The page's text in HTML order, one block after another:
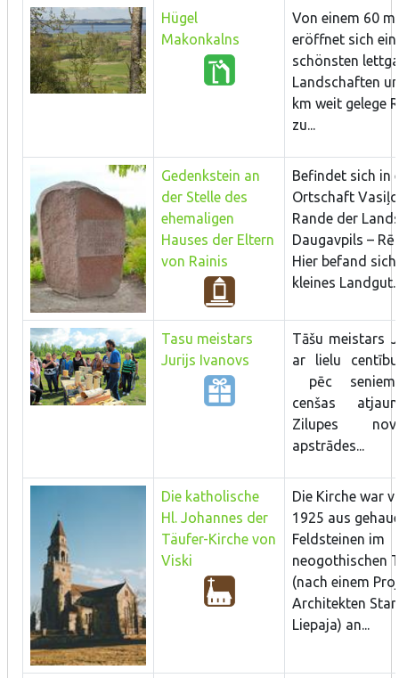
Hügel
Makonkalns
Von einem 60
eröffnet sich
schönsten
Landschaften
km weit gelege
zu...
Gedenkstein an
der Stelle des
ehemaligen
Hauses der Eltern
von Rainis
Befindet sich in
Ortschaft
Rande der
Daugavpils –
Hier befand
kleines
Tasu meistars
Jurijs Ivanovs
Tāšu meistars
ar lielu
pēc seniem
cenšas
Zilupes
apstrādes...
Die katholische
Hl. Johannes der
Täufer-Kirche von
Viski
Die Kirche war
1925 aus
Feldsteinen im
neogothischen
(nach einem
Architekten
Liepaja) an...